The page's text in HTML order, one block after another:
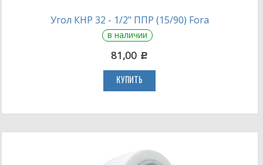
Угол КНР 32 - 1/2" ППР (15/90) Fora
в наличии
81,00 c
КУПИТЬ